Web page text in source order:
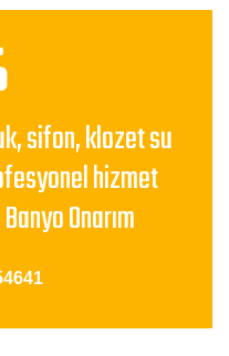
sifon, klozet su
hizmet
Onarım